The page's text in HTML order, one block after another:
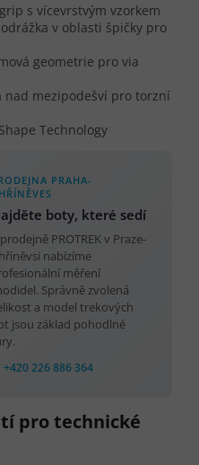
s vícevrstvým vzorkem
v oblasti špičky pro
geometrie pro via
nad mezipodešví pro torzní
Technology
PRAHA-
boty, které sedí
PROTREK v Praze-
nabízíme
měření
Správně zvolená
a model trekových
jsou základ pohodlné
+420 226 886 364
pro technické